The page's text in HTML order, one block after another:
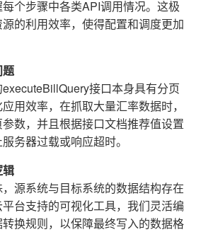
个步骤中各类API调用情况。这极
的利用效率，使得配置和调度更加
题
接口本身具有分页
用效率，在抓取大量汇率数据时，
数，并且根据接口文档推荐值设置
务器过载或响应超时。
辑
源系统与目标系统的数据结构存在
台支持的可视化工具，我们灵活编
换规则，以保障最终写入的数据格